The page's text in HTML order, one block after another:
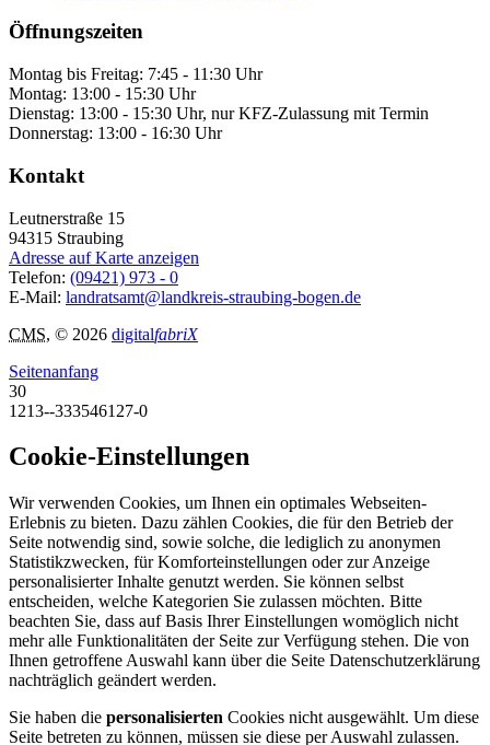
Öffnungszeiten
Montag bis Freitag: 7:45 - 11:30 Uhr
Montag: 13:00 - 15:30 Uhr
Dienstag: 13:00 - 15:30 Uhr, nur KFZ-Zulassung mit Termin
Donnerstag: 13:00 - 16:30 Uhr
Kontakt
Leutnerstraße 15
94315 Straubing
Adresse auf Karte anzeigen
Telefon: (09421) 973 - 0
E-Mail: landratsamt@landkreis-straubing-bogen.de
CMS, © 2026 digitalfabriX
Seitenanfang
30
1213--333546127-0
Cookie-Einstellungen
Wir verwenden Cookies, um Ihnen ein optimales Webseiten-
Erlebnis zu bieten. Dazu zählen Cookies, die für den Betrieb der
Seite notwendig sind, sowie solche, die lediglich zu anonymen
Statistikzwecken, für Komforteinstellungen oder zur Anzeige
personalisierter Inhalte genutzt werden. Sie können selbst
entscheiden, welche Kategorien Sie zulassen möchten. Bitte
beachten Sie, dass auf Basis Ihrer Einstellungen womöglich nicht
mehr alle Funktionalitäten der Seite zur Verfügung stehen. Die von
Ihnen getroffene Auswahl kann über die Seite Datenschutzerklärung
nachträglich geändert werden.
Sie haben die personalisierten Cookies nicht ausgewählt. Um diese
Seite betreten zu können, müssen sie diese per Auswahl zulassen.